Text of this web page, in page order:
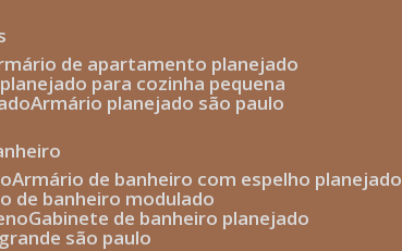
de apartamento planejado
planejado para cozinha pequena
armário planejado são paulo
armário de banheiro com espelho planejado
de banheiro modulado
gabinete de banheiro planejado
são paulo